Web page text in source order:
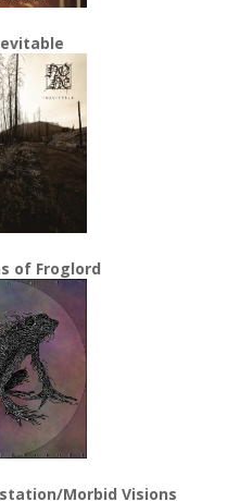
of Froglord
Morbid Visions